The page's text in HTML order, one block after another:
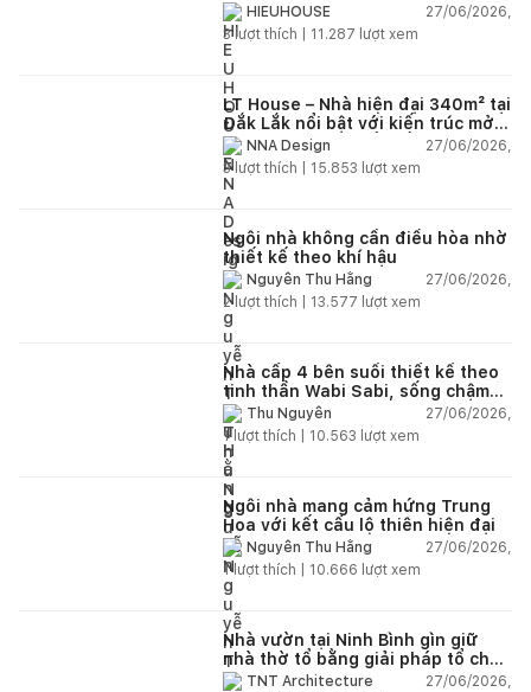
HIEUHOUSE
27/06/2026,
3lượt thích | 11.287 lượt xem
LT House – Nhà hiện đại 340m² tại
Đắk Lắk nổi bật với kiến trúc mở
và hệ sân vườn kết nối thiên
nhiên
NNA Design
27/06/2026,
3lượt thích | 15.853 lượt xem
Ngôi nhà không cần điều hòa nhờ
thiết kế theo khí hậu
Nguyễn Thu Hằng
27/06/2026,
2lượt thích | 13.577 lượt xem
Nhà cấp 4 bên suối thiết kế theo
tinh thần Wabi Sabi, sống chậm
giữa thiên nhiên
Thu Nguyễn
27/06/2026,
1lượt thích | 10.563 lượt xem
Ngôi nhà mang cảm hứng Trung
Hoa với kết cấu lộ thiên hiện đại
Nguyễn Thu Hằng
27/06/2026,
1lượt thích | 10.666 lượt xem
Nhà vườn tại Ninh Bình gìn giữ
nhà thờ tổ bằng giải pháp tổ chức
lại không gian
TNT Architecture
27/06/2026,